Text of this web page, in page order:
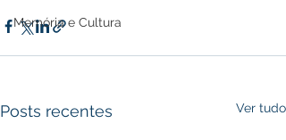
Memória e Cultura
Posts recentes Ver tudo